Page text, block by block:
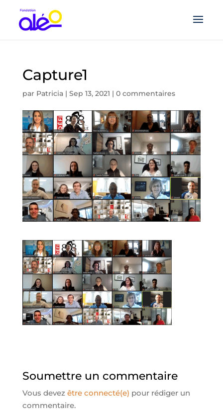
Capture1
par Patricia| Sep 13, 2021 | 0 commentaires
Soumettre un commentaire
Vous devez être connecté(e) pour rédiger un
commentaire.